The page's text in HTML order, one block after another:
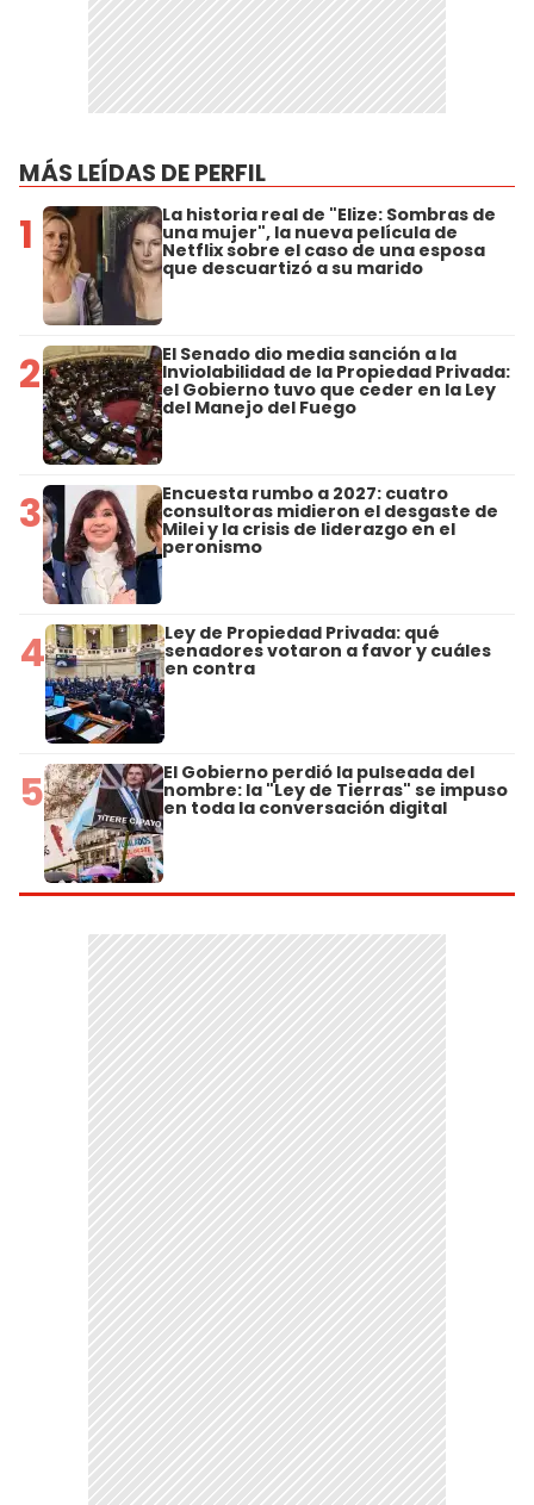
MÁS LEÍDAS DE PERFIL
1 La historia real de "Elize: Sombras de
una mujer", la nueva película de
Netflix sobre el caso de una esposa
que descuartizó a su marido
2 El Senado dio media sanción a la
Inviolabilidad de la Propiedad Privada:
el Gobierno tuvo que ceder en la Ley
del Manejo del Fuego
3 Encuesta rumbo a 2027: cuatro
consultoras midieron el desgaste de
Milei y la crisis de liderazgo en el
peronismo
4 Ley de Propiedad Privada: qué
senadores votaron a favor y cuáles
en contra
5 El Gobierno perdió la pulseada del
nombre: la "Ley de Tierras" se impuso
en toda la conversación digital